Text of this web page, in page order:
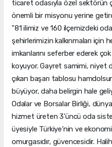
ticaret odasıyla özel sektörün
önemli bir misyonu yerine
"81 ilimiz ve 160 ilçemizdeki
şehirlerimizin kalkınmaları için
imkanlarını seferber ederek
koyuyor. Gayret samimi, niyet
çıkan başarı tablosu
büyüyor, daha belirgin hale
Odalar ve Borsalar Birliği,
hizmet üreten 3’üncü oda
üyesiyle Türkiye’nin ve
omurgasıdır, güvencesidir.